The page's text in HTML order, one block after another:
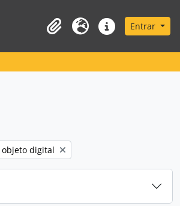
page
Área de transferência
Idioma Ligações rápidas
Entrar
filter:
objeto digital